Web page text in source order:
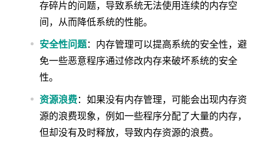
存碎片的问题，导致系统无法使用连续的内存空
间，从而降低系统的性能。
安全性问题：内存管理可以提高系统的安全性，避
免一些恶意程序通过修改内存来破坏系统的安全
性。
资源浪费：如果没有内存管理，可能会出现内存资
源的浪费现象，例如一些程序分配了大量的内存，
但却没有及时释放，导致内存资源的浪费。